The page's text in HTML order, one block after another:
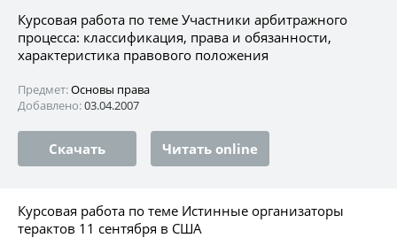
Курсовая работа по теме Участники арбитражного
процесса: классификация, права и обязанности,
характеристика правового положения
Предмет:Основы права
Добавлено:03.04.2007
Скачать Читать online
Курсовая работа по теме Истинные организаторы
терактов 11 сентября в США